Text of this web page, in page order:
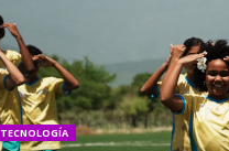
TECNOLOGÍA